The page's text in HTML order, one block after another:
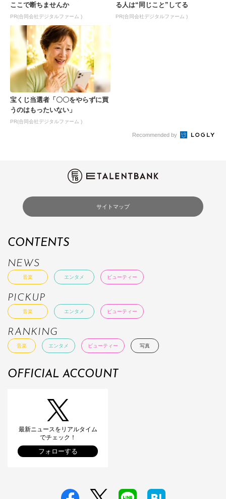
ここで断ちませんか
PR(合同会社デジタルファーム )
る人は“同じこと”してる
PR(合同会社デジタルファーム )
宝くじ当選者「〇〇をやらずに買
うのはもったいない」
PR(合同会社デジタルファーム )
Recommended by
サイトマップ
CONTENTS
NEWS
音楽 エンタメ ビューティー
PICKUP
音楽 エンタメ ビューティー
RANKING
音楽 エンタメ ビューティー 写真
OFFICIAL ACCOUNT
最新ニュースをリアルタイム
でチェック！
フォローする